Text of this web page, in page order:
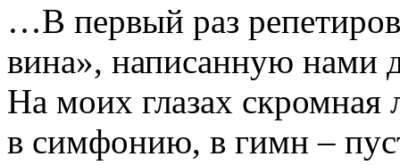
…В первый раз
вина», написанную нами
На моих глазах скромная
в симфонию, в гимн –